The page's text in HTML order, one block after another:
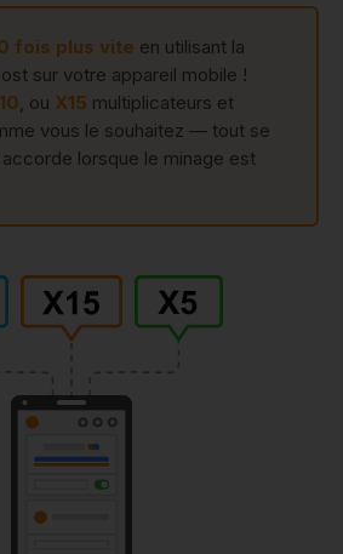
fois plus vite en utilisant la
sur votre appareil mobile !
, ou X15 multiplicateurs et
vous le souhaitez — tout se
lorsque le minage est